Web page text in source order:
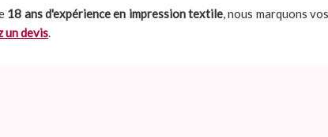
18 ans d'expérience en impression textile, nous marquons
un devis.